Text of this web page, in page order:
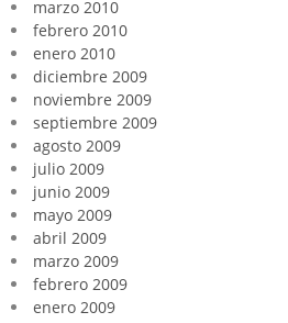
marzo 2010
febrero 2010
enero 2010
diciembre 2009
noviembre 2009
septiembre 2009
agosto 2009
julio 2009
junio 2009
mayo 2009
abril 2009
marzo 2009
febrero 2009
enero 2009